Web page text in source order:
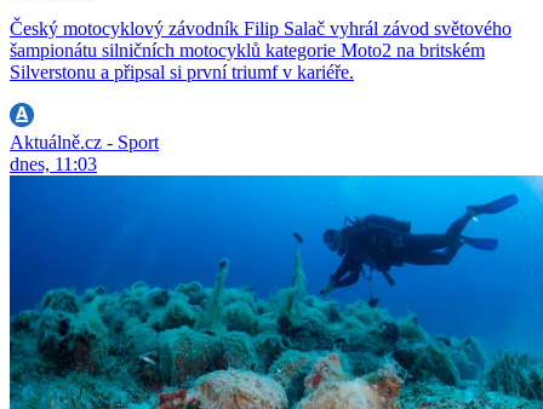
Český motocyklový závodník Filip Salač vyhrál závod světového
šampionátu silničních motocyklů kategorie Moto2 na britském
Silverstonu a připsal si první triumf v kariéře.
Aktuálně.cz - Sport
dnes, 11:03